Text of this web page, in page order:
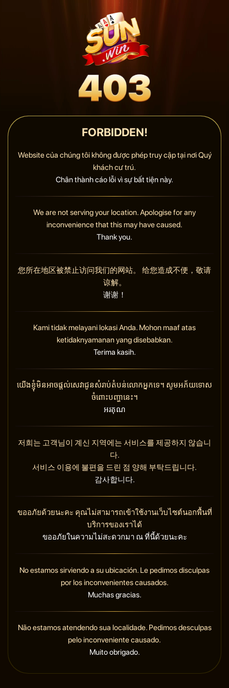
FORBIDDEN!
Website của chúng tôi không được phép truy cập tại nơi Quý
khách cư trú.
Chân thành cáo lỗi vì sự bất tiện này.
We are not serving your location. Apologise for any
inconvenience that this may have caused.
Thank you.
您所在地区被禁止访问我们的网站。 给您造成不便，敬请
谅解。
谢谢！
Kami tidak melayani lokasi Anda. Mohon maaf atas
ketidaknyamanan yang disebabkan.
Terima kasih.
យើងខ្ញុំមិនអាចផ្តល់សេវាជូនសំរាប់តំបន់លោកអ្នកទេ។ សូមអភ័យទោស
ចំពោះបញ្ហានេះ។
អរគុណ
저희는 고객님이 계신 지역에는 서비스를 제공하지 않습니
다.
서비스 이용에 불편을 드린 점 양해 부탁드립니다.
감사합니다.
ขออภัยด้วยนะคะ คุณไม่สามารถเข้าใช้งานเว็บไซต์นอกพื้นที่
บริการของเราได้
ขออภัยในความไม่สะดวกมา ณ ที่นี้ด้วยนะคะ
No estamos sirviendo a su ubicación. Le pedimos disculpas
por los inconvenientes causados.
Muchas gracias.
Não estamos atendendo sua localidade. Pedimos desculpas
pelo inconveniente causado.
Muito obrigado.